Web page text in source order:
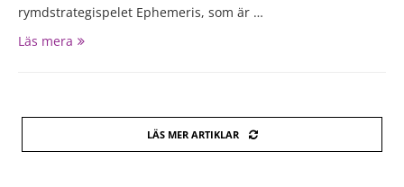
rymdstrategispelet Ephemeris, som är …
Läs mera
LÄS MER ARTIKLAR